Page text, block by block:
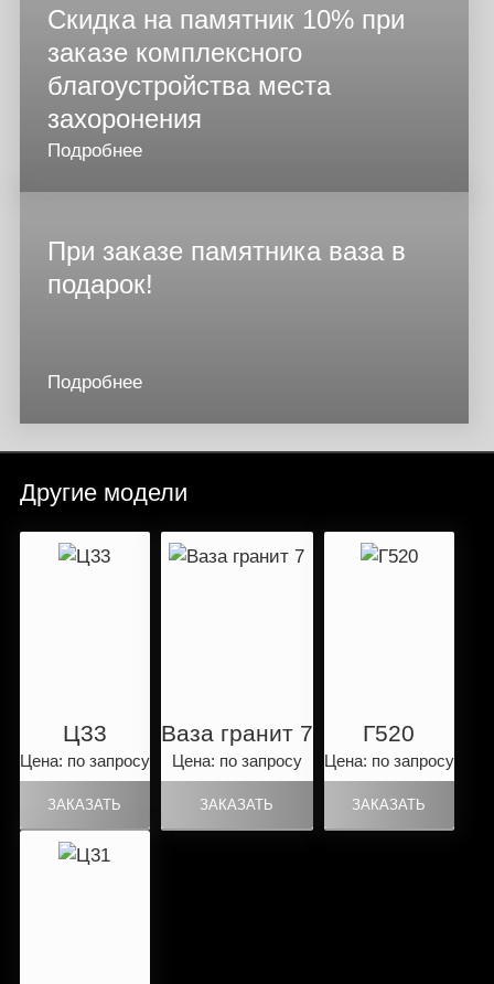
Скидка на памятник 10% при
заказе комплексного
благоустройства места
захоронения
Подробнее
При заказе памятника ваза в
подарок!
Подробнее
Другие модели
Ц33
Цена: по запросу
Ваза гранит 7
Цена: по запросу
Г520
Цена: по запросу